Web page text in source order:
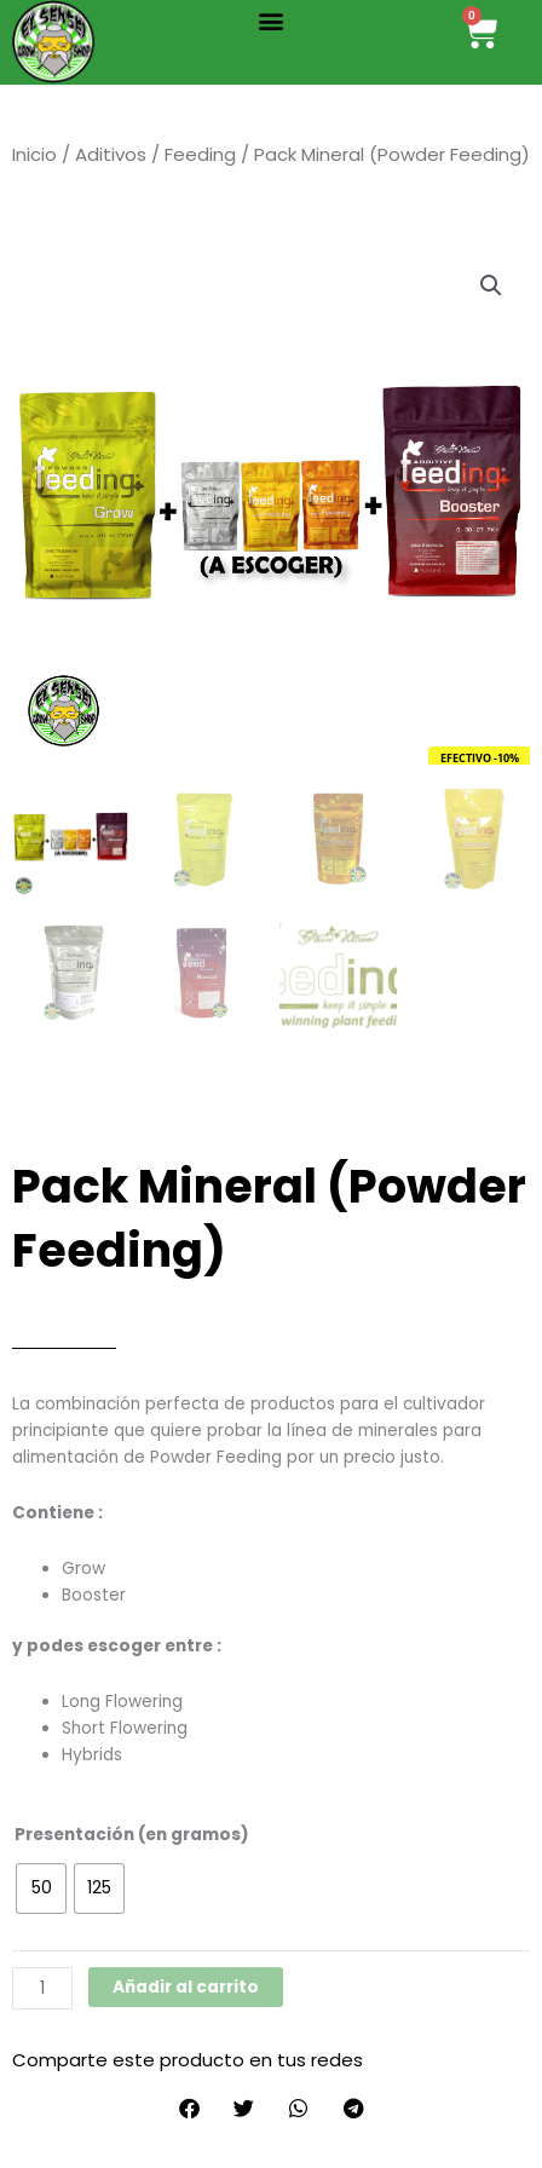
al
contenido
Menu 0
Cart
Inicio / Aditivos / Feeding / Pack Mineral (Powder Feeding)
EFECTIVO -10%
Pack Mineral (Powder
Feeding)
La combinación perfecta de productos para el cultivador
principiante que quiere probar la línea de minerales para
alimentación de Powder Feeding por un precio justo.
Contiene :
Grow
Booster
y podes escoger entre :
Long Flowering
Short Flowering
Hybrids
Presentación (en gramos)
50 125
Pack
(Powder
Feeding)
Añadir al carrito
Comparte este producto en tus redes